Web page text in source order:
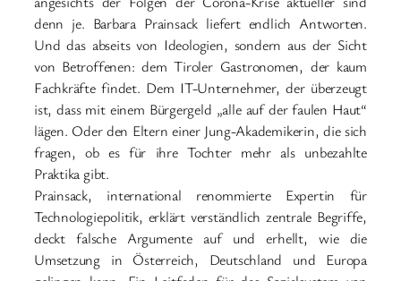
denn je. Barbara Prainsack liefert endlich Antworten.
Und das abseits von Ideologien, sondern aus der Sicht
von Betroffenen: dem Tiroler Gastronomen, der kaum
Fachkräfte findet. Dem IT-Unternehmer, der überzeugt
ist, dass mit einem Bürgergeld „alle auf der faulen Haut“
lägen. Oder den Eltern einer Jung-Akademikerin, die sich
fragen, ob es für ihre Tochter mehr als unbezahlte
Praktika gibt.
Prainsack, international renommierte Expertin für
Technologiepolitik, erklärt verständlich zentrale Begriffe,
deckt falsche Argumente auf und erhellt, wie die
Umsetzung in Österreich, Deutschland und Europa